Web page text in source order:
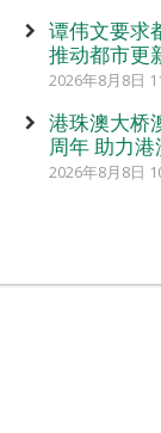
谭伟文要求
推动都市更
2026年8月8日
港珠澳大桥
周年 助力
2026年8月8日